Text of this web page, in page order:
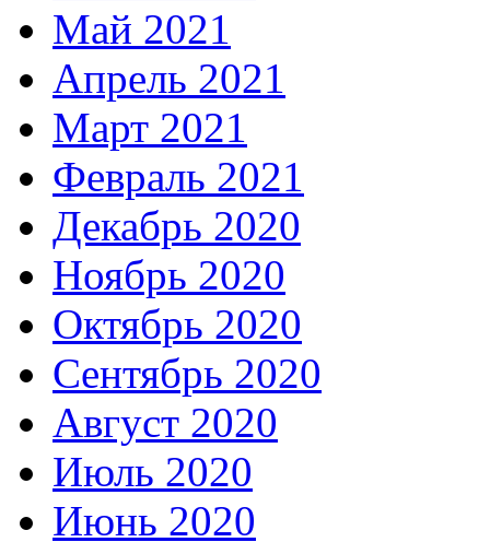
Май 2021
Апрель 2021
Март 2021
Февраль 2021
Декабрь 2020
Ноябрь 2020
Октябрь 2020
Сентябрь 2020
Август 2020
Июль 2020
Июнь 2020